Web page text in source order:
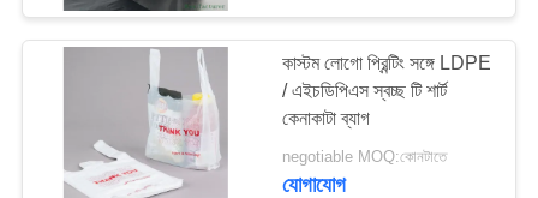
কাস্টম লোগো প্রিন্টিং সঙ্গে LDPE
/ এইচডিপিএস স্বচ্ছ টি শার্ট
কেনাকাটা ব্যাগ
negotiable MOQ:কোনটাতে
যোগাযোগ